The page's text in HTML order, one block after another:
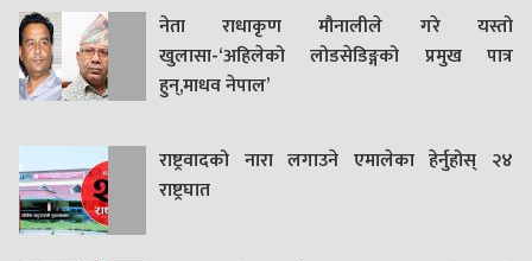
नेता राधाकृण मौनालीले गरे यस्तो
खुलासा-‘अहिलेको लोडसेडिङ्गको प्रमुख पात्र
हुन्,माधव नेपाल’
राष्ट्रवादको नारा लगाउने एमालेका हेर्नुहोस् २४
राष्ट्रघात